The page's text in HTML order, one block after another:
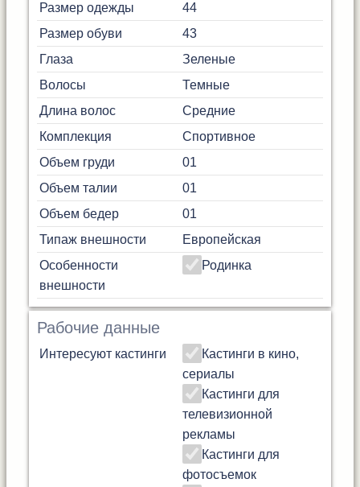
Размер одежды
44
Размер обуви
43
Глаза
Зеленые
Волосы
Темные
Длина волос
Средние
Комплекция
Спортивное
Объем груди
01
Объем талии
01
Объем бедер
01
Типаж внешности
Европейская
Особенности
внешности
Родинка
Рабочие данные
Интересуют кастинги
Кастинги в кино,
сериалы
Кастинги для
телевизионной
рекламы
Кастинги для
фотосъемок